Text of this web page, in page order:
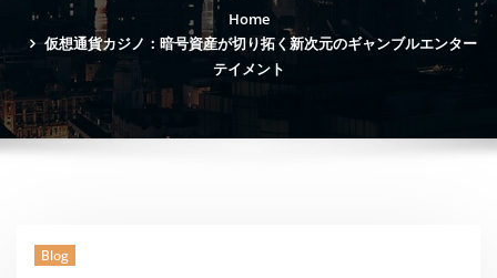
Home
仮想通貨カジノ：暗号資産が切り拓く新次元のギャンブルエンター
テイメント
Blog